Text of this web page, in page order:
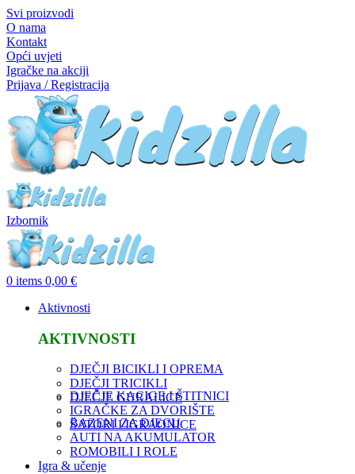
Svi proizvodi
O nama
Kontakt
Opći uvjeti
Igračke na akciji
Prijava / Registracija
Izbornik
0 items 0,00 €
Aktivnosti
AKTIVNOSTI
DJEČJI BICIKLI I OPREMA
DJEČJI TRICIKLI
DJEČJE GURALICE
DJEČJE KACIGE I ŠTITNICI
IGRAČKE ZA DVORIŠTE
ŠATORI I IGRAONICE
BAZENI ZA DJECU
AUTI NA AKUMULATOR
ROMOBILI I ROLE
Igra & učenje